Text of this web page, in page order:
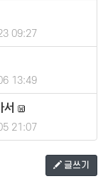
09:27
13:49
서
21:07
글쓰기